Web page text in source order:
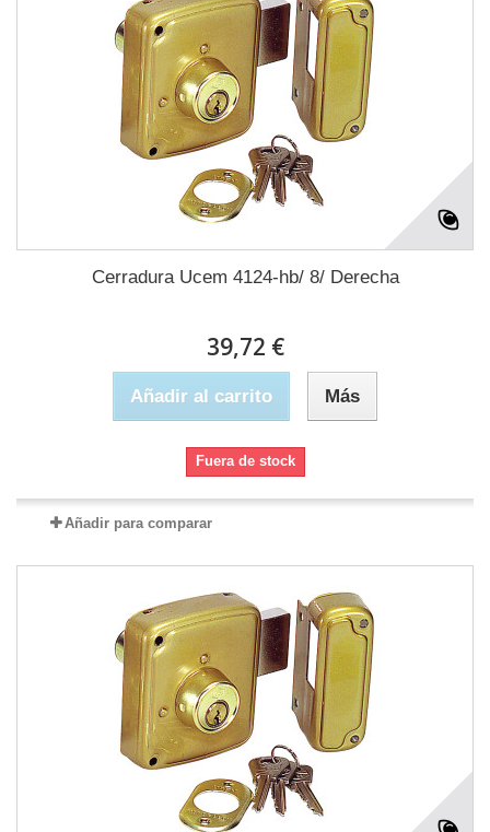
Cerradura Ucem 4124-hb/ 8/ Derecha
39,72 €
Añadir al carrito Más
Fuera de stock
Añadir para comparar